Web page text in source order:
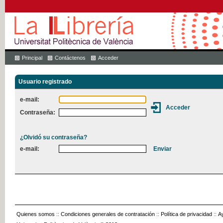
Principal Contáctenos Acceder
Usuario registrado
e-mail:
Contraseña:
¿Olvidó su contraseña?
e-mail:
Quienes somos :: Condiciones generales de contratación :: Política de privacidad ::